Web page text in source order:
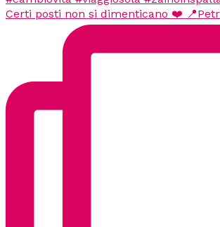
Certi posti non si dimenticano ❤️